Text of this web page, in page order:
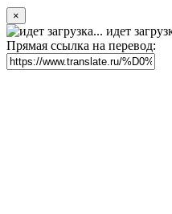
×
идет
Прямая ссылка на перевод: